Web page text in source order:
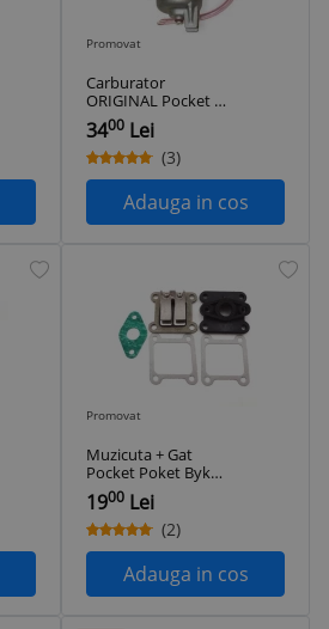
Promovat
Carburator
ORIGINAL Pocket -
Poket Byke - Bike
Mini ATV NOU
3400 Lei
(3)
Adauga in cos
Promovat
Muzicuta + Gat
Pocket Poket Byke
Bike Mini ATV
1900 Lei
(2)
Adauga in cos